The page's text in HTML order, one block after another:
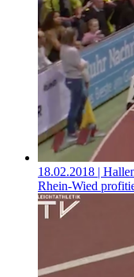
18.02.2018 |
Rhein-Wied